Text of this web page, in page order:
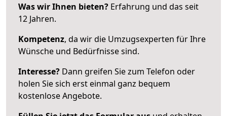
Was wir Ihnen bieten? Erfahrung und das seit
12 Jahren.
Kompetenz, da wir die Umzugsexperten für Ihre
Wünsche und Bedürfnisse sind.
Interesse? Dann greifen Sie zum Telefon oder
holen Sie sich erst einmal ganz bequem
kostenlose Angebote.